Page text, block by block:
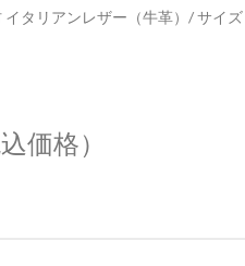
タリアンレザー（牛革）/ サイズ
価格）